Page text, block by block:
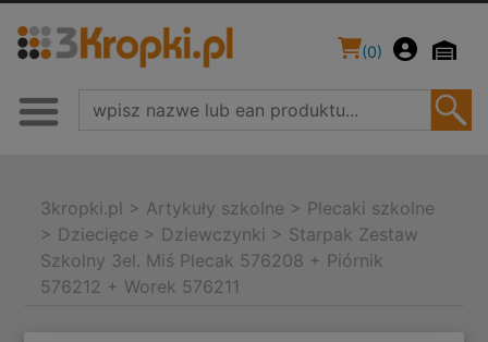
(0)
3kropki.pl > Artykuły szkolne > Plecaki szkolne
> Dziecięce > Dziewczynki > Starpak Zestaw
Szkolny 3el. Miś Plecak 576208 + Piórnik
576212 + Worek 576211